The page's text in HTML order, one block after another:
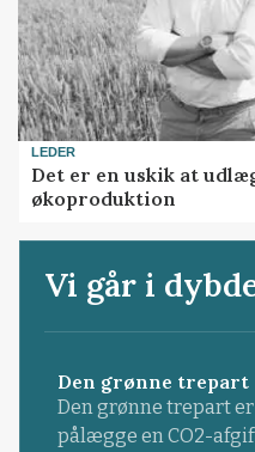
LEDER
Det er en uskik at
økoproduktion
Vi går i
Den grønne trepart
Den grønne trepart
pålægge en CO2-